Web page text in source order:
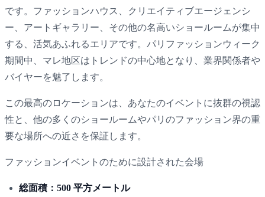
です。ファッションハウス、クリエイティブエージェンシ
ー、アートギャラリー、その他の名高いショールームが集中
する、活気あふれるエリアです。パリファッションウィーク
期間中、マレ地区はトレンドの中心地となり、業界関係者や
バイヤーを魅了します。
この最高のロケーションは、あなたのイベントに抜群の視認
性と、他の多くのショールームやパリのファッション界の重
要な場所への近さを保証します。
ファッションイベントのために設計された会場
総面積：500 平方メートル